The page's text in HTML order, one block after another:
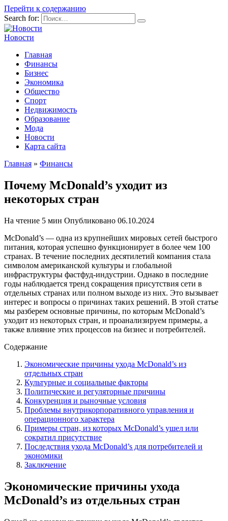
Перейти к содержанию
Search for:
Новости
Главная
Финансы
Бизнес
Экономика
Общество
Спорт
Недвижимость
Образование
Мода
Новости
Карта сайта
Главная » Финансы
Почему McDonald’s уходит из
некоторых стран
На чтение 5 мин Опубликовано 06.10.2024
McDonald’s — одна из крупнейших мировых сетей быстрого
питания, которая успешно функционирует в более чем 100
странах. В течение последних десятилетий компания стала
символом американской культуры и глобальной
инфраструктуры фастфуд-индустрии. Однако в последние
годы наблюдается тренд сокращения присутствия сети в
отдельных странах или полном выходе из них. Это вызывает
интерес и вопросы о причинах таких решений. В этой статье
мы разберем основные причины, по которым McDonald’s
уходит из некоторых стран, и проанализируем примеры, а
также влияние этих процессов на бизнес и потребителей.
Содержание
Экономические причины ухода McDonald’s из
отдельных стран
Культурные и социальные факторы
Политические и регуляторные причины
Конкуренция и рыночные условия
Проблемы внутрикорпоративного управления и
операционного характера
Примеры стран, из которых McDonald’s ушел или
сократил присутствие
Последствия ухода McDonald’s для потребителей и
экономики
Заключение
Экономические причины ухода
McDonald’s из отдельных стран